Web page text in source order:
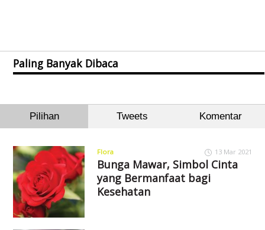
Paling Banyak Dibaca
Pilihan Tweets Komentar
Flora 13 Mar 2021
Bunga Mawar, Simbol Cinta
yang Bermanfaat bagi
Kesehatan